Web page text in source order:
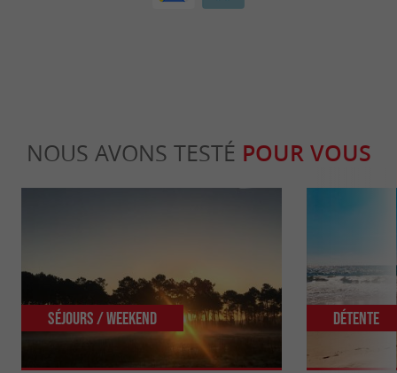
NOUS AVONS TESTÉ POUR VOUS
Séjours / Weekend Détente